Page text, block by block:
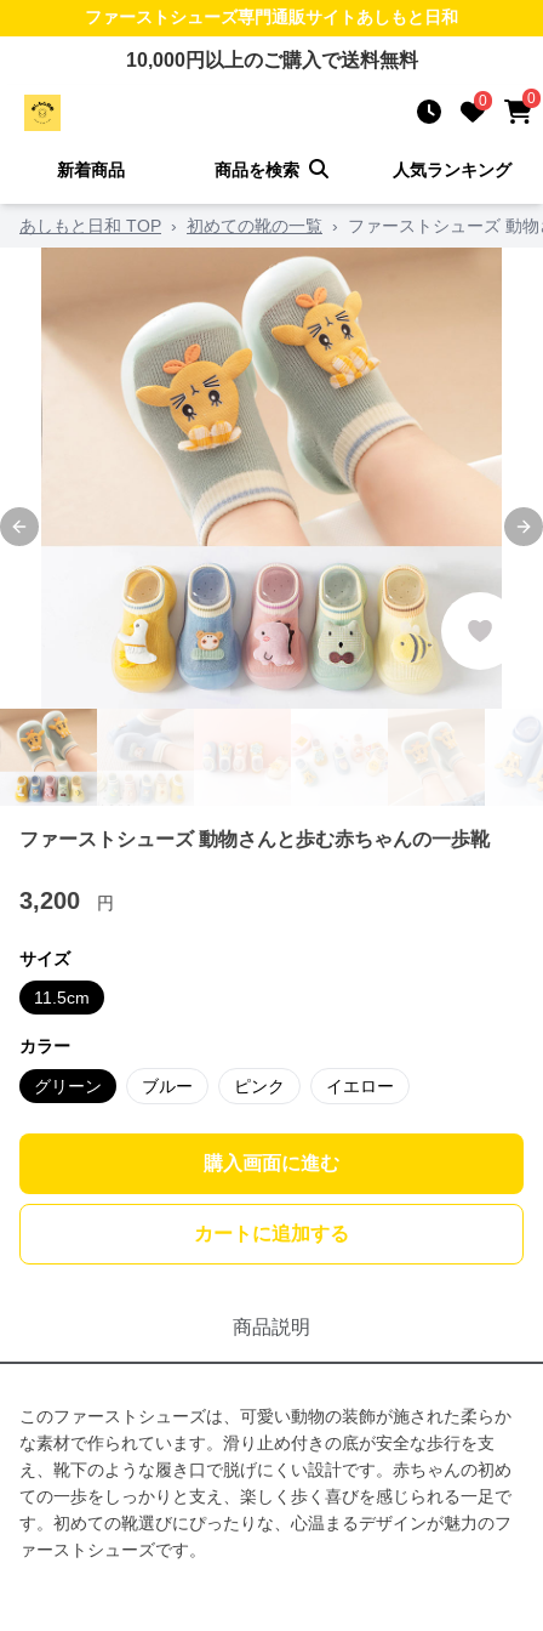
ファーストシューズ専門通販サイトあしもと日和
10,000円以上のご購入で送料無料
0 0
新着商品 商品を検索 人気ランキング
あしもと日和 TOP › 初めての靴の一覧 › ファーストシューズ 動
Previous slide
ファーストシューズ 動物さんと歩む赤ちゃんの一歩靴
3,200 円
サイズ
11.5cm
カラー
グリーン ブルー ピンク イエロー
購入画面に進む
カートに追加する
商品説明
このファーストシューズは、可愛い動物の装飾が施された柔らか
な素材で作られています。滑り止め付きの底が安全な歩行を支
え、靴下のような履き口で脱げにくい設計です。赤ちゃんの初め
ての一歩をしっかりと支え、楽しく歩く喜びを感じられる一足で
す。初めての靴選びにぴったりな、心温まるデザインが魅力のフ
ァーストシューズです。